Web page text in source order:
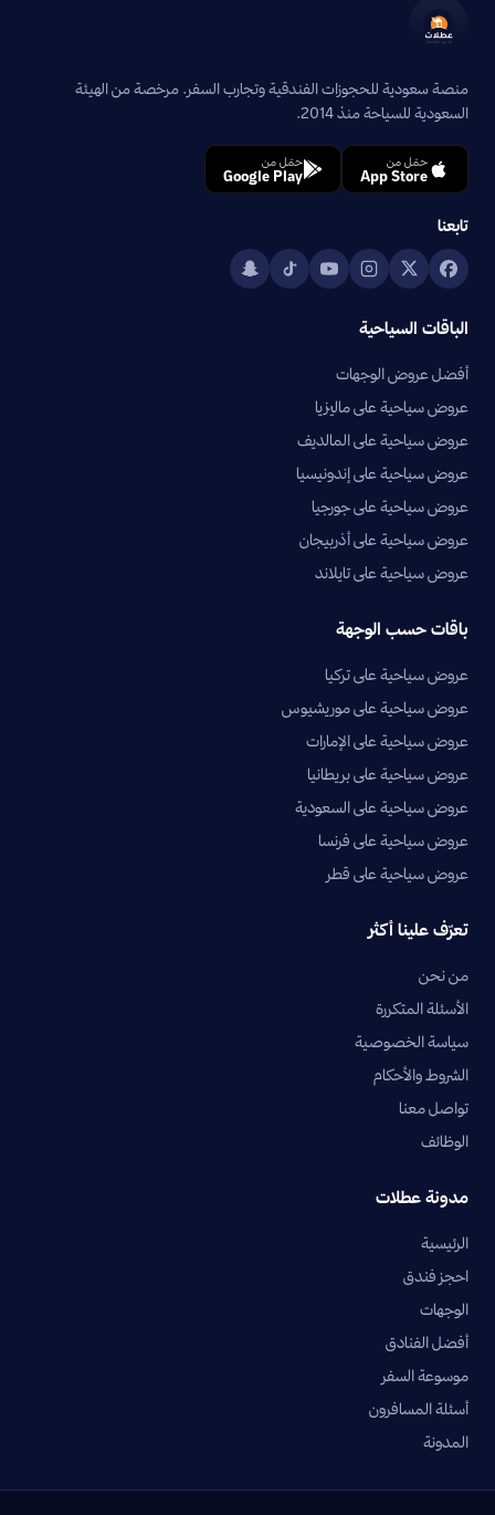
منصة سعودية للحجوزات الفندقية وتجارب السفر. مرخصة من الهيئة
السعودية للسياحة منذ 2014.
حمّل من
App Store
حمّل من
Google Play
تابعنا
الباقات السياحية
أفضل عروض الوجهات
عروض سياحية على ماليزيا
عروض سياحية على المالديف
عروض سياحية على إندونيسيا
عروض سياحية على جورجيا
عروض سياحية على أذربيجان
عروض سياحية على تايلاند
باقات حسب الوجهة
عروض سياحية على تركيا
عروض سياحية على موريشيوس
عروض سياحية على الإمارات
عروض سياحية على بريطانيا
عروض سياحية على السعودية
عروض سياحية على فرنسا
عروض سياحية على قطر
تعرّف علينا أكثر
من نحن
الأسئلة المتكررة
سياسة الخصوصية
الشروط والأحكام
تواصل معنا
الوظائف
مدونة عطلات
الرئيسية
احجز فندق
الوجهات
أفضل الفنادق
موسوعة السفر
أسئلة المسافرون
المدونة